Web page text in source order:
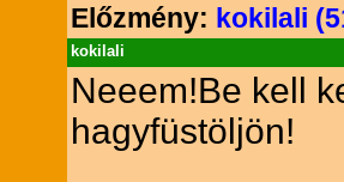
Előzmény: kokilali
kokilali
Neeem!Be kell
hagyfüstöljön!